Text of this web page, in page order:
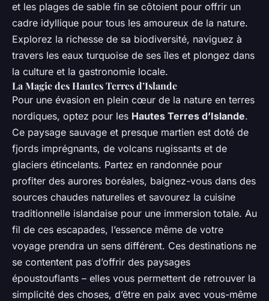
et les plages de sable fin se côtoient pour offrir un
cadre idyllique pour tous les amoureux de la nature.
Explorez la richesse de sa biodiversité, naviguez à
travers les eaux turquoise de ses îles et plongez dans
la culture et la gastronomie locale.
La Magie des Hautes Terres d’Islande
Pour une évasion en plein cœur de la nature en terres
nordiques, optez pour les Hautes Terres d’Islande.
Ce paysage sauvage et presque martien est doté de
fjords imprégnants, de volcans rugissants et de
glaciers étincelants. Partez en randonnée pour
profiter des aurores boréales, baignez-vous dans des
sources chaudes naturelles et savourez la cuisine
traditionnelle islandaise pour une immersion totale. Au
fil de ces escapades, l’essence même de votre
voyage prendra un sens différent. Ces destinations ne
se contentent pas d’offrir des paysages
époustouflants – elles vous permettent de retrouver la
simplicité des choses, d’être en paix avec vous-même